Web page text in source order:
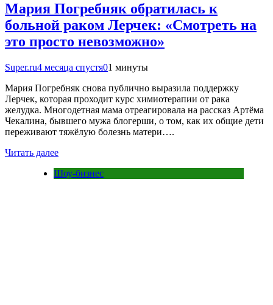
Мария Погребняк обратилась к
больной раком Лерчек: «Смотреть на
это просто невозможно»
Super.ru4 месяца спустя01 минуты
Мария Погребняк снова публично выразила поддержку
Лерчек, которая проходит курс химиотерапии от рака
желудка. Многодетная мама отреагировала на рассказ Артёма
Чекалина, бывшего мужа блогерши, о том, как их общие дети
переживают тяжёлую болезнь матери….
Читать далее
Шоу-бизнес